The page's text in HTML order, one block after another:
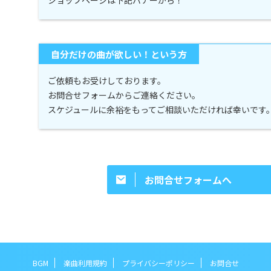
自分だけの曲が欲しい！という方
ご依頼もお受けしております。
お問合せフォームからご連絡ください。
スケジュールに余裕をもってご相談いただければ幸いです
お問合せフォームへ
BGM 楽曲利用規約 プライバシーポリシー お問合せ